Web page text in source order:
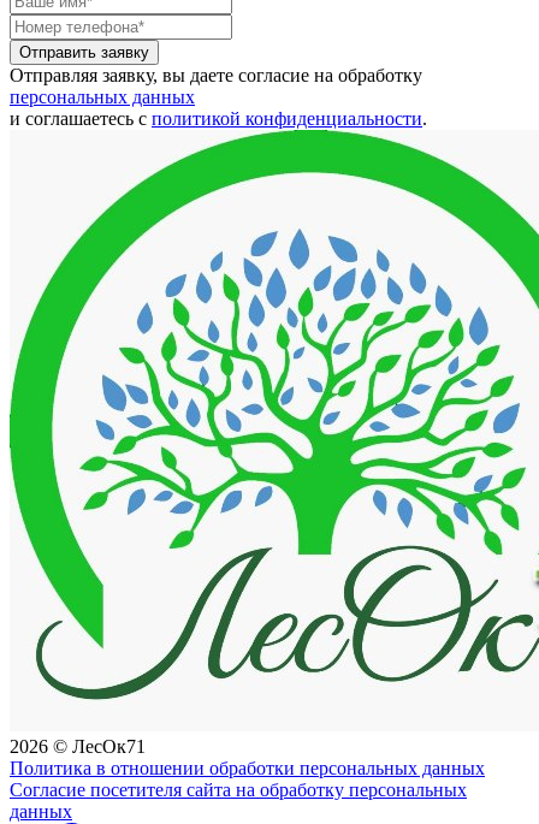
Отправить заявку
Отправляя заявку, вы даете согласие на обработку
персональных данных
и соглашаетесь с политикой конфиденциальности.
2026 © ЛесОк71
Политика в отношении обработки персональных данных
Согласие посетителя сайта на обработку персональных
данных